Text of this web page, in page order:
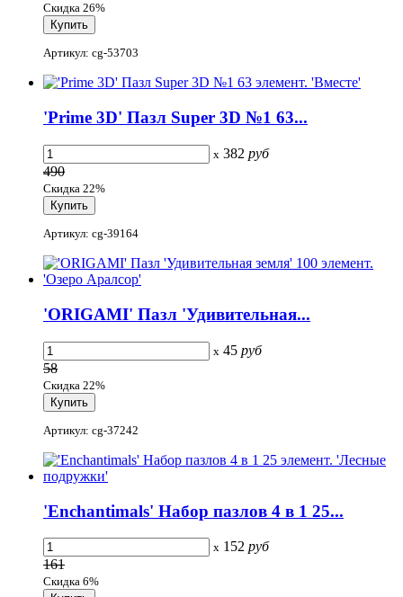
Скидка 26%
Артикул: cg-53703
'Prime 3D' Пазл Super 3D №1 63...
x 382 руб
490
Скидка 22%
Артикул: cg-39164
'ORIGAMI' Пазл 'Удивительная...
x 45 руб
58
Скидка 22%
Артикул: cg-37242
'Enchantimals' Набор пазлов 4 в 1 25...
x 152 руб
161
Скидка 6%